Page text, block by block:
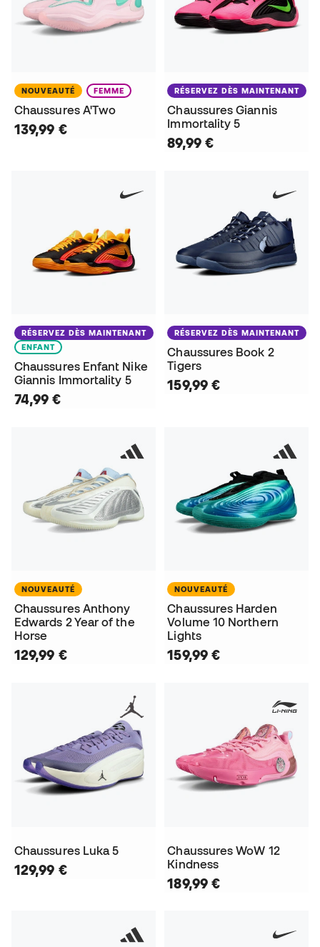
NOUVEAUTÉ FEMME
Chaussures A'Two
139,99 €
RÉSERVEZ DÈS MAINTENANT
Chaussures Giannis
Immortality 5
89,99 €
RÉSERVEZ DÈS MAINTENANT
ENFANT
Chaussures Enfant Nike
Giannis Immortality 5
74,99 €
RÉSERVEZ DÈS MAINTENANT
Chaussures Book 2
Tigers
159,99 €
NOUVEAUTÉ
Chaussures Anthony
Edwards 2 Year of the
Horse
129,99 €
NOUVEAUTÉ
Chaussures Harden
Volume 10 Northern
Lights
159,99 €
Chaussures Luka 5
129,99 €
Chaussures WoW 12
Kindness
189,99 €